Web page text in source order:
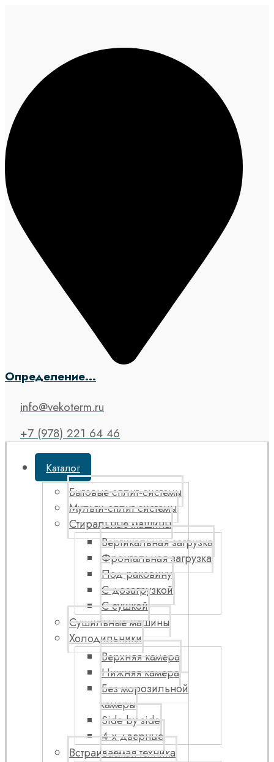
Определение...
info@vekoterm.ru
+7 (978) 221 64 46
Каталог
Бытовые сплит-системы
Мульти-сплит системы
Стиральные машины
Вертикальная загрузка
Фронтальная загрузка
Под раковину
С дозагрузкой
С сушкой
Сушильные машины
Холодильники
Верхняя камера
Нижняя камера
Без морозильной
камеры
Side by side
4-х дверные
Встраиваемая техника